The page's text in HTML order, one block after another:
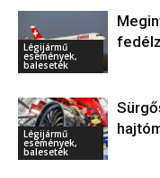
Légijármű
események,
balesetek
Légijármű
események,
balesetek